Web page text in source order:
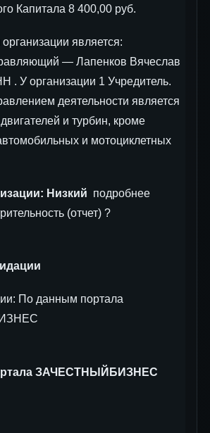
Капитала 8 400,00 руб.
является:
— Лапенков Вячеслав
. У организации 1 Учредитель.
деятельности является
и турбин, кроме
и мотоциклетных
Низкий подробнее
(отчет) ?
По данным портала
ЗАЧЕСТНЫЙБИЗНЕС